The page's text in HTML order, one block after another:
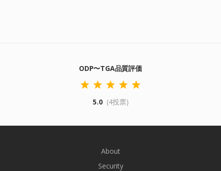
ODP〜TGA品質評価
5.0 (4投票)
About
Security